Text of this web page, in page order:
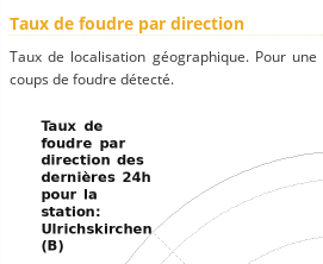
Taux de foudre par direction
Taux de localisation géographique. Pour
coups de foudre détecté.